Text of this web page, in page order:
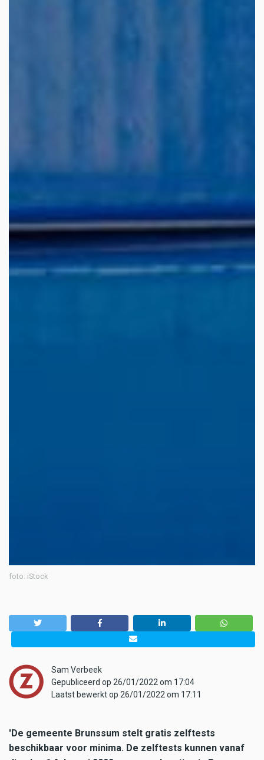
foto: iStock
Sam Verbeek
Gepubliceerd op 26/01/2022 om 17:04
Laatst bewerkt op 26/01/2022 om 17:11
'De gemeente Brunssum stelt gratis zelftests
beschikbaar voor minima. De zelftests kunnen vanaf